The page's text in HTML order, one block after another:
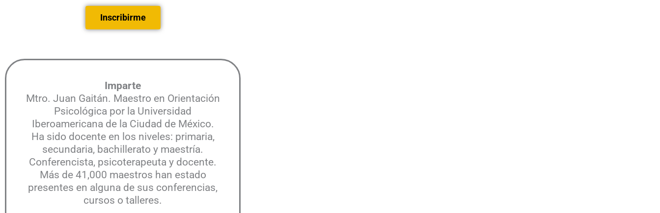
Inscribirme
Imparte
Mtro. Juan Gaitán. Maestro en Orientación
Psicológica por la Universidad
Iberoamericana de la Ciudad de México.
Ha sido docente en los niveles: primaria,
secundaria, bachillerato y maestría.
Conferencista, psicoterapeuta y docente.
Más de 41,000 maestros han estado
presentes en alguna de sus conferencias,
cursos o talleres.